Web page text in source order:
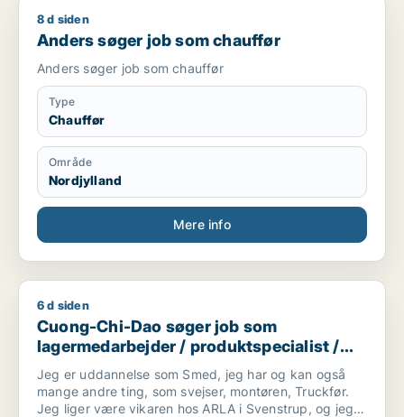
Anders søger job som chauffør
8 d siden
Anders søger job som chauffør
Anders søger job som chauffør
Type
Chauffør
Område
Nordjylland
Mere info
Cuong-Chi-Dao søger job som lagermedarbejder /
6 d siden
Cuong-Chi-Dao søger job som
lagermedarbejder / produktspecialist /
sikkerhedsmedarbejder / smed /
logistikmedarbejder
Jeg er uddannelse som Smed, jeg har og kan også
mange andre ting, som svejser, montøren, Truckfør.
Jeg liger være vikaren hos ARLA i Svenstrup, og jeg